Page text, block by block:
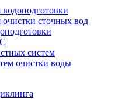
сточных вод
систем
очистки воды